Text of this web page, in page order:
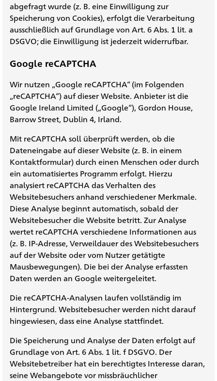
abgefragt wurde (z. B. eine Einwilligung zur
Speicherung von Cookies), erfolgt die Verarbeitung
ausschließlich auf Grundlage von Art. 6 Abs. 1 lit. a
DSGVO; die Einwilligung ist jederzeit widerrufbar.
Google reCAPTCHA
Wir nutzen „Google reCAPTCHA“ (im Folgenden
„reCAPTCHA“) auf dieser Website. Anbieter ist die
Google Ireland Limited („Google“), Gordon House,
Barrow Street, Dublin 4, Irland.
Mit reCAPTCHA soll überprüft werden, ob die
Dateneingabe auf dieser Website (z. B. in einem
Kontaktformular) durch einen Menschen oder durch
ein automatisiertes Programm erfolgt. Hierzu
analysiert reCAPTCHA das Verhalten des
Websitebesuchers anhand verschiedener Merkmale.
Diese Analyse beginnt automatisch, sobald der
Websitebesucher die Website betritt. Zur Analyse
wertet reCAPTCHA verschiedene Informationen aus
(z. B. IP-Adresse, Verweildauer des Websitebesuchers
auf der Website oder vom Nutzer getätigte
Mausbewegungen). Die bei der Analyse erfassten
Daten werden an Google weitergeleitet.
Die reCAPTCHA-Analysen laufen vollständig im
Hintergrund. Websitebesucher werden nicht darauf
hingewiesen, dass eine Analyse stattfindet.
Die Speicherung und Analyse der Daten erfolgt auf
Grundlage von Art. 6 Abs. 1 lit. f DSGVO. Der
Websitebetreiber hat ein berechtigtes Interesse daran,
seine Webangebote vor missbräuchlicher